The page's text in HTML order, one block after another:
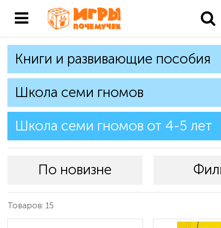
Книги и развивающие пособия
Школа семи гномов
Школа семи гномов от 4-5 лет
По новизне
Товаров: 15